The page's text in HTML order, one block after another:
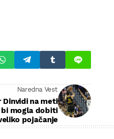
Naredna Vest
Dinvidi na meti
bi mogla dobiti
pojačanje